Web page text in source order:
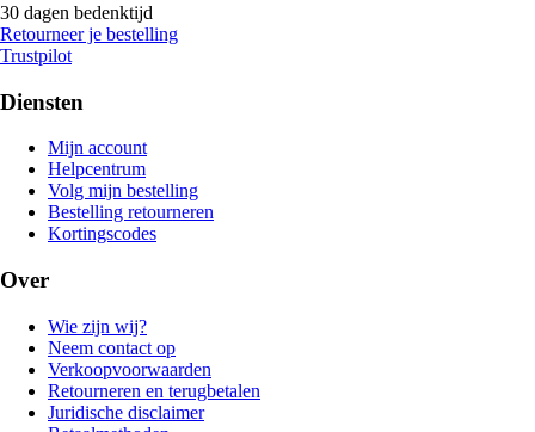
30 dagen bedenktijd
Retourneer je bestelling
Trustpilot
Diensten
Mijn account
Helpcentrum
Volg mijn bestelling
Bestelling retourneren
Kortingscodes
Over
Wie zijn wij?
Neem contact op
Verkoopvoorwaarden
Retourneren en terugbetalen
Juridische disclaimer